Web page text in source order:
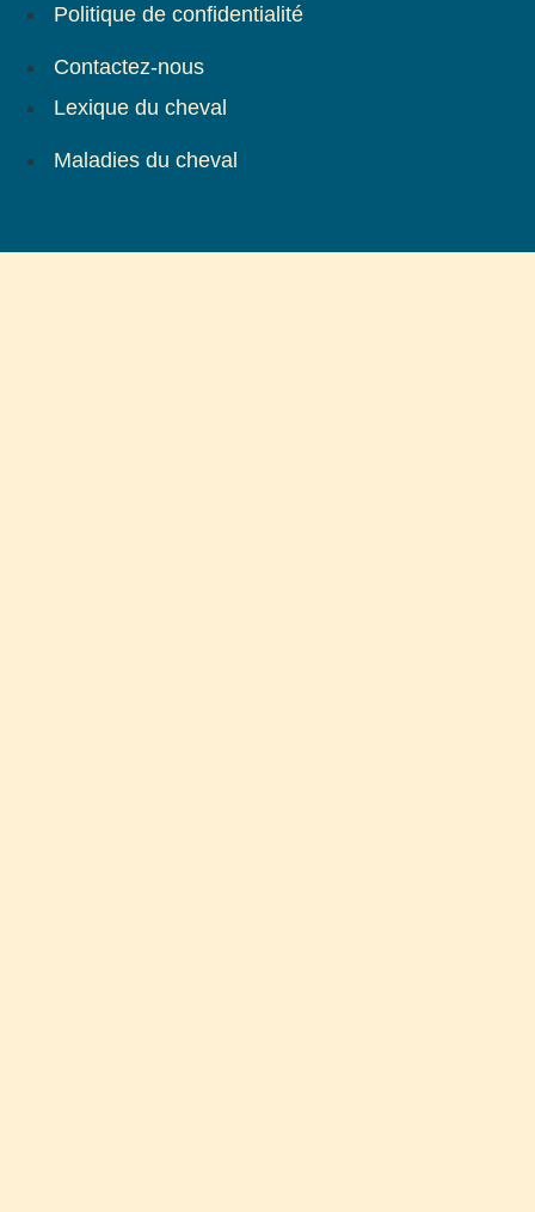
Politique de confidentialité
Contactez-nous
Lexique du cheval
Maladies du cheval